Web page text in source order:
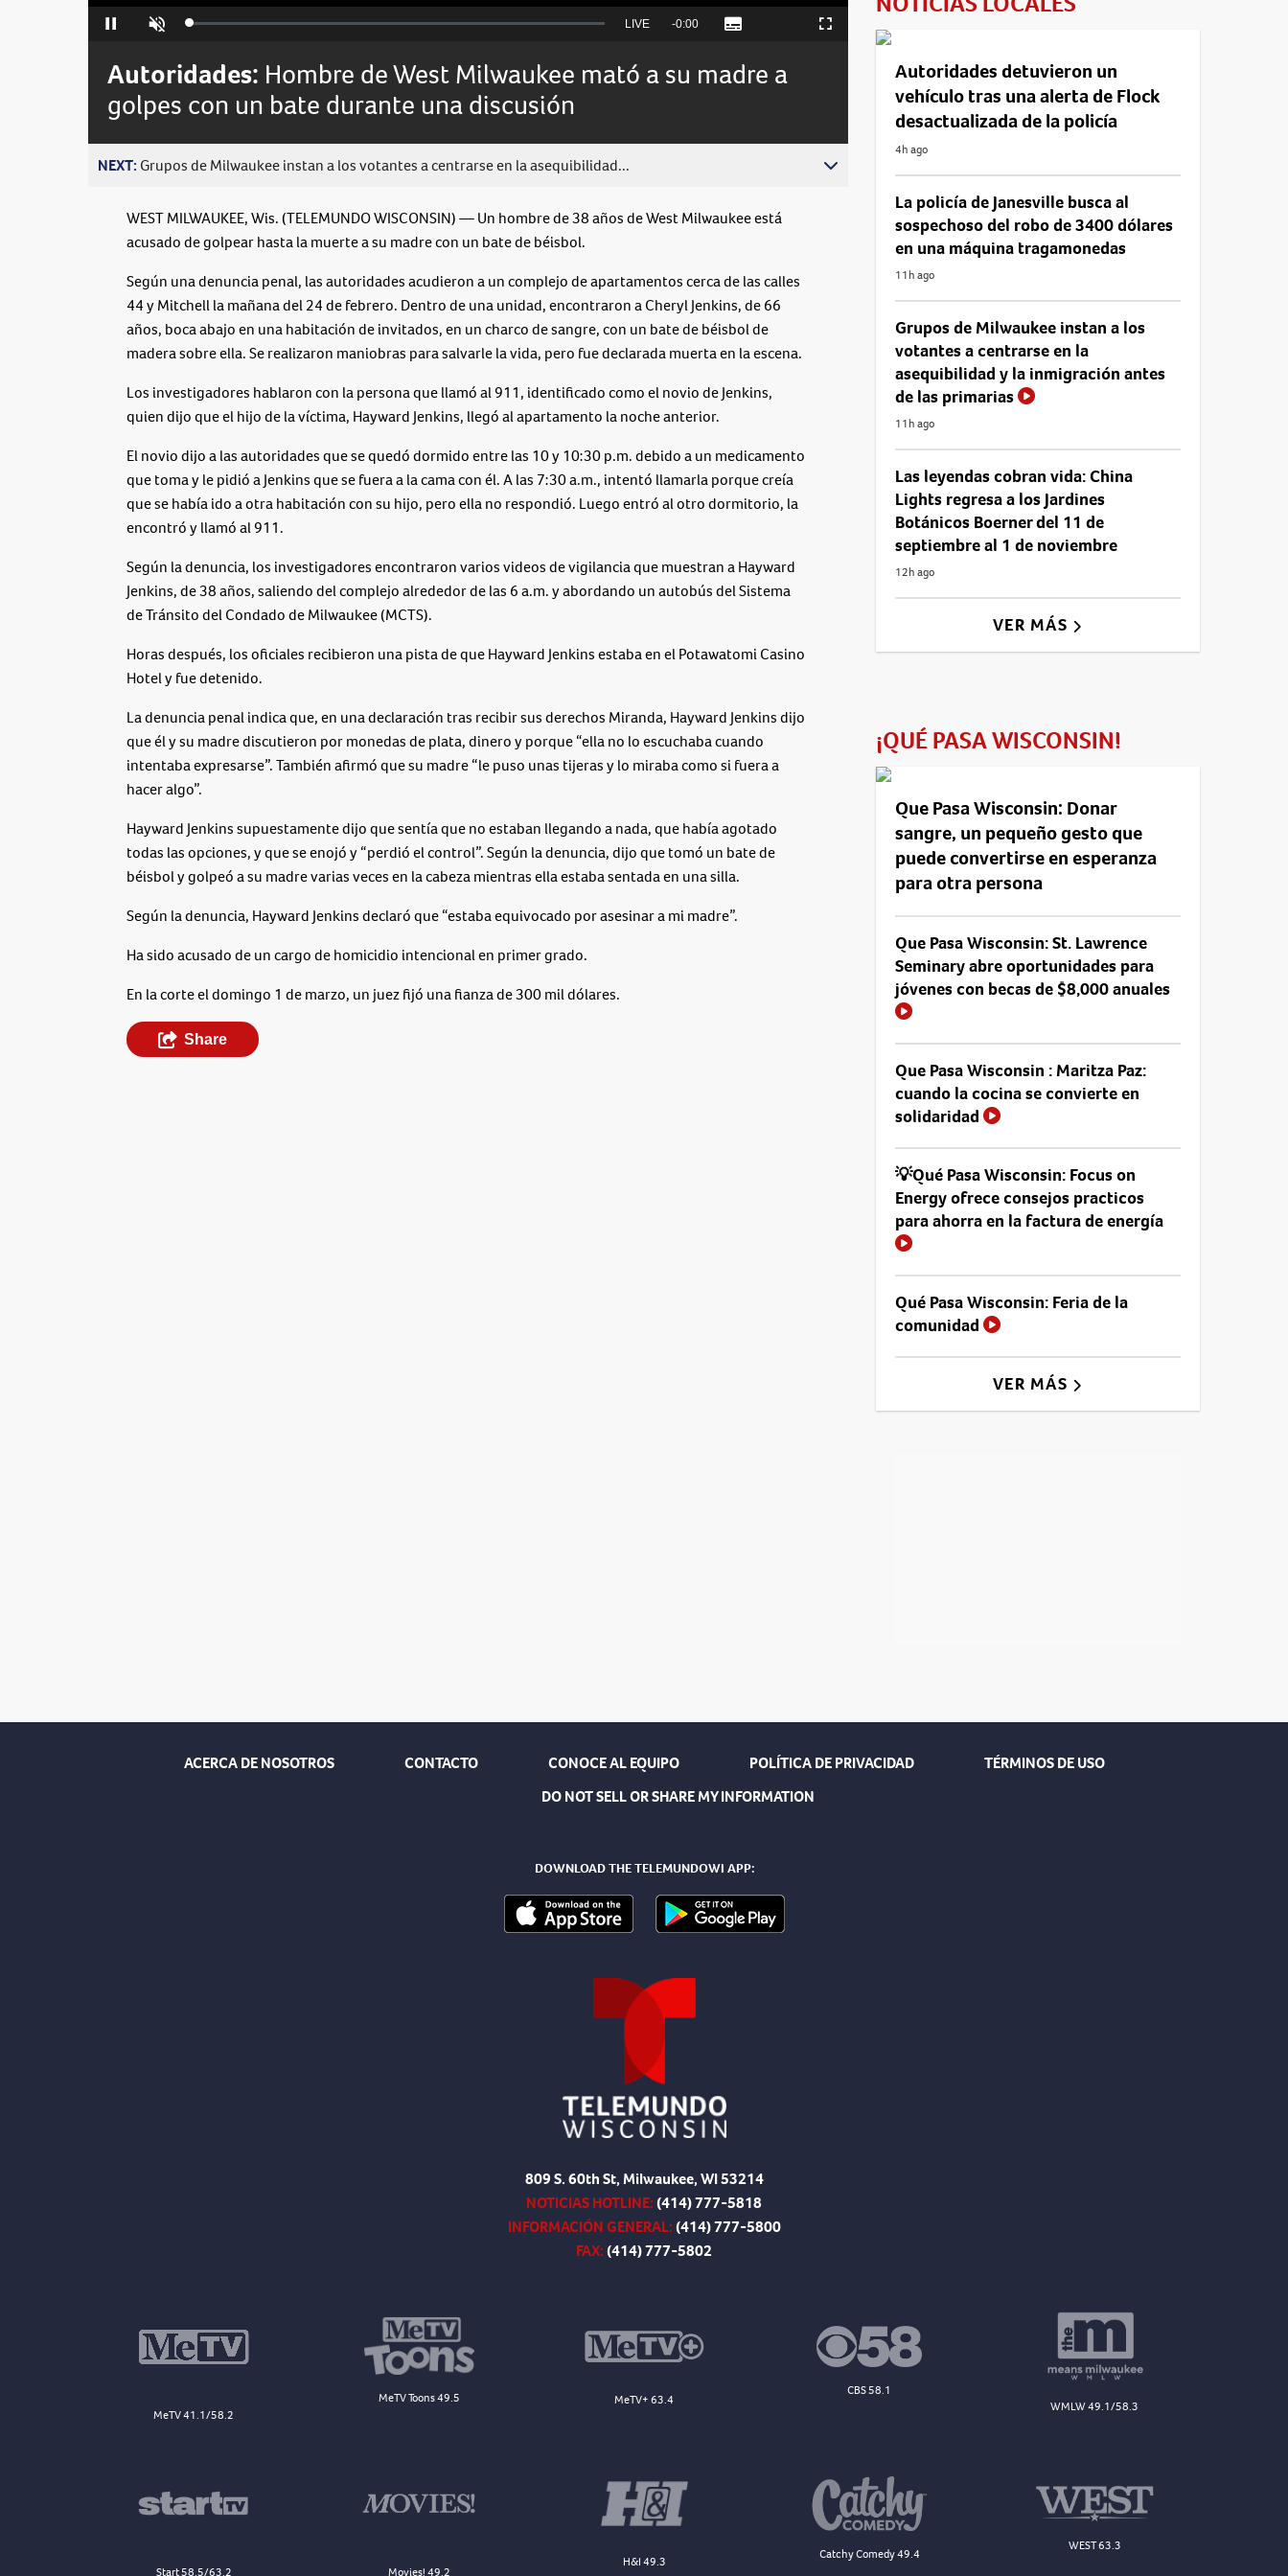
Pause Unmute Loaded:
Seek
behind
live
LIVE Remaining
-0:00 Subtitles Fullscreen
Autoridades: Hombre de West Milwaukee mató a su madre a
golpes con un bate durante una discusión
NEXT: Grupos de Milwaukee instan a los votantes a centrarse en la asequibilidad...
WEST MILWAUKEE, Wis. (TELEMUNDO WISCONSIN) — Un hombre de 38 años de West Milwaukee está
acusado de golpear hasta la muerte a su madre con un bate de béisbol.
Según una denuncia penal, las autoridades acudieron a un complejo de apartamentos cerca de las calles
44 y Mitchell la mañana del 24 de febrero. Dentro de una unidad, encontraron a Cheryl Jenkins, de 66
años, boca abajo en una habitación de invitados, en un charco de sangre, con un bate de béisbol de
madera sobre ella. Se realizaron maniobras para salvarle la vida, pero fue declarada muerta en la escena.
Los investigadores hablaron con la persona que llamó al 911, identificado como el novio de Jenkins,
quien dijo que el hijo de la víctima, Hayward Jenkins, llegó al apartamento la noche anterior.
El novio dijo a las autoridades que se quedó dormido entre las 10 y 10:30 p.m. debido a un medicamento
que toma y le pidió a Jenkins que se fuera a la cama con él. A las 7:30 a.m., intentó llamarla porque creía
que se había ido a otra habitación con su hijo, pero ella no respondió. Luego entró al otro dormitorio, la
encontró y llamó al 911.
Según la denuncia, los investigadores encontraron varios videos de vigilancia que muestran a Hayward
Jenkins, de 38 años, saliendo del complejo alrededor de las 6 a.m. y abordando un autobús del Sistema
de Tránsito del Condado de Milwaukee (MCTS).
Horas después, los oficiales recibieron una pista de que Hayward Jenkins estaba en el Potawatomi Casino
Hotel y fue detenido.
La denuncia penal indica que, en una declaración tras recibir sus derechos Miranda, Hayward Jenkins dijo
que él y su madre discutieron por monedas de plata, dinero y porque “ella no lo escuchaba cuando
intentaba expresarse”. También afirmó que su madre “le puso unas tijeras y lo miraba como si fuera a
hacer algo”.
Hayward Jenkins supuestamente dijo que sentía que no estaban llegando a nada, que había agotado
todas las opciones, y que se enojó y “perdió el control”. Según la denuncia, dijo que tomó un bate de
béisbol y golpeó a su madre varias veces en la cabeza mientras ella estaba sentada en una silla.
Según la denuncia, Hayward Jenkins declaró que “estaba equivocado por asesinar a mi madre”.
Ha sido acusado de un cargo de homicidio intencional en primer grado.
En la corte el domingo 1 de marzo, un juez fijó una fianza de 300 mil dólares.
Share
Autoridades detuvieron un
vehículo tras una alerta de Flock
desactualizada de la policía
4h ago
La policía de Janesville busca al
sospechoso del robo de 3400 dólares
en una máquina tragamonedas
11h ago
Grupos de Milwaukee instan a los
votantes a centrarse en la
asequibilidad y la inmigración antes
de las primarias
11h ago
Las leyendas cobran vida: China
Lights regresa a los Jardines
Botánicos Boerner del 11 de
septiembre al 1 de noviembre
12h ago
VER MÁS
¡QUÉ PASA WISCONSIN!
Que Pasa Wisconsin: Donar
sangre, un pequeño gesto que
puede convertirse en esperanza
para otra persona
Que Pasa Wisconsin: St. Lawrence
Seminary abre oportunidades para
jóvenes con becas de $8,000 anuales
Que Pasa Wisconsin : Maritza Paz:
cuando la cocina se convierte en
solidaridad
💡Qué Pasa Wisconsin: Focus on
Energy ofrece consejos practicos
para ahorra en la factura de energía
Qué Pasa Wisconsin: Feria de la
comunidad
VER MÁS
ACERCA DE NOSOTROS CONTACTO CONOCE AL EQUIPO POLÍTICA DE PRIVACIDAD
TÉRMINOS DE USO
DO NOT SELL OR SHARE MY INFORMATION
DOWNLOAD THE TELEMUNDOWI APP:
809 S. 60th St, Milwaukee, WI 53214
NOTICIAS HOTLINE:(414) 777-5818
INFORMACIÓN GENERAL:(414) 777-5800
FAX:(414) 777-5802
MeTV 41.1/58.2
MeTV Toons 49.5 MeTV+ 63.4
CBS 58.1
WMLW 49.1/58.3
Start 58.5/63.2 Movies! 49.2
H&I 49.3
Catchy Comedy 49.4
WEST 63.3